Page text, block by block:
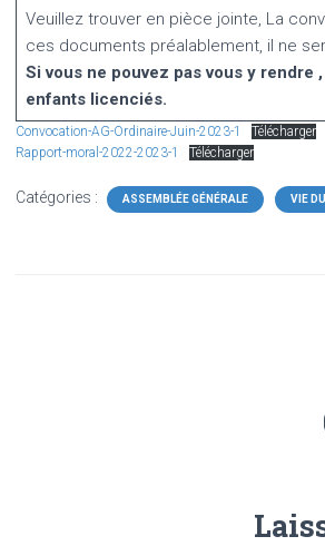
Veuillez trouver en pièce jointe, La
ces documents préalablement, il ne
Si vous ne pouvez pas vous y rendre
enfants licenciés.
Convocation-AG-Ordinaire-Juin-2023-1
Télécharger
Rapport-moral-2022-2023-1
Télécharger
Catégories : ASSEMBLÉE GÉNÉRALE VIE